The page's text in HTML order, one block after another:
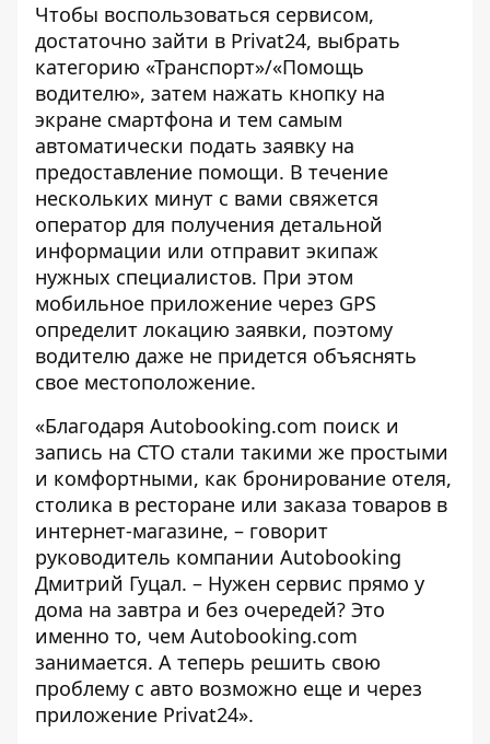
Чтобы воспользоваться сервисом,
достаточно зайти в Privat24, выбрать
категорию «Транспорт»/«Помощь
водителю», затем нажать кнопку на
экране смартфона и тем самым
автоматически подать заявку на
предоставление помощи. В течение
нескольких минут с вами свяжется
оператор для получения детальной
информации или отправит экипаж
нужных специалистов. При этом
мобильное приложение через GPS
определит локацию заявки, поэтому
водителю даже не придется объяснять
свое местоположение.
«Благодаря Autobooking.com поиск и
запись на СТО стали такими же простыми
и комфортными, как бронирование отеля,
столика в ресторане или заказа товаров в
интернет-магазине, – говорит
руководитель компании Autobooking
Дмитрий Гуцал. – Нужен сервис прямо у
дома на завтра и без очередей? Это
именно то, чем Autobooking.com
занимается. А теперь решить свою
проблему с авто возможно еще и через
приложение Privat24».